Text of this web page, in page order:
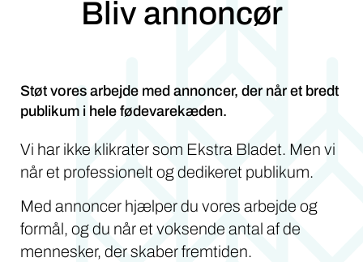
publikum i hele fødevarekæden.
når et professionelt og dedikeret publikum.
Med annoncer hjælper du vores arbejde og
formål, og du når et voksende antal af de
mennesker, der skaber fremtiden.